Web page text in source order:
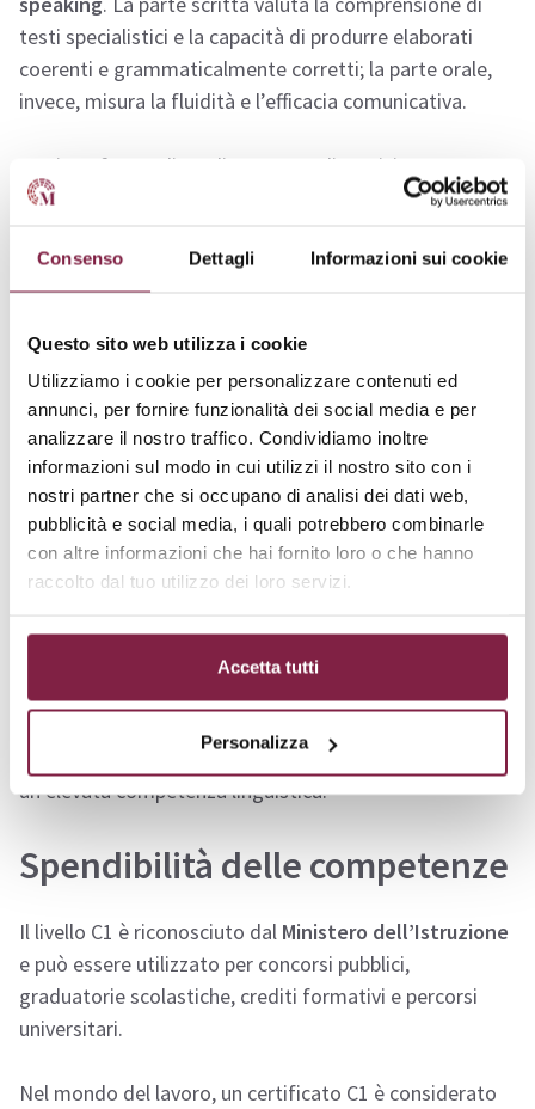
Consenso Dettagli Informazioni sui cookie
Questo sito web utilizza i cookie
Utilizziamo i cookie per personalizzare contenuti ed
annunci, per fornire funzionalità dei social media e per
analizzare il nostro traffico. Condividiamo inoltre
informazioni sul modo in cui utilizzi il nostro sito con i
nostri partner che si occupano di analisi dei dati web,
pubblicità e social media, i quali potrebbero combinarle
con altre informazioni che hai fornito loro o che hanno
raccolto dal tuo utilizzo dei loro servizi.
Accetta tutti
Personalizza
testi specialistici e la capacità di produrre elaborati
coerenti e grammaticalmente corretti; la parte orale,
invece, misura la fluidità e l’efficacia comunicativa.
La piattaforma di studio mette a disposizione
videolezioni, esercizi guidati, materiali di
remoto in un ambiente controllato, con l’ausilio di
webcam, microfono e connessione stabile. Il percorso
graduale, così da permettere a ogni candidato di
affrontare l’esame con sicurezza.
A chi è rivolta la certificazione
La certificazione EIPASS C1 è rivolta astudenti
universitari, docenti, ricercatori, professionisti e
manager che operano in contesti internazionali
indicata per chi necessita di un uso autonomo e
flessibile dell’inglese, sia scritto che parlato, in
situazioni complesse e formali. Rappresenta una valida
studio all’estero o candidarsi a ruoli che richiedono
un’elevata competenza linguistica.
Spendibilità delle competenze
Il livello C1 è riconosciuto dal Ministero dell’Istruzione
e può essere utilizzato per concorsi pubblici,
graduatorie scolastiche, crediti formativi e percorsi
universitari.
Nel mondo del lavoro, un certificato C1 è considerato